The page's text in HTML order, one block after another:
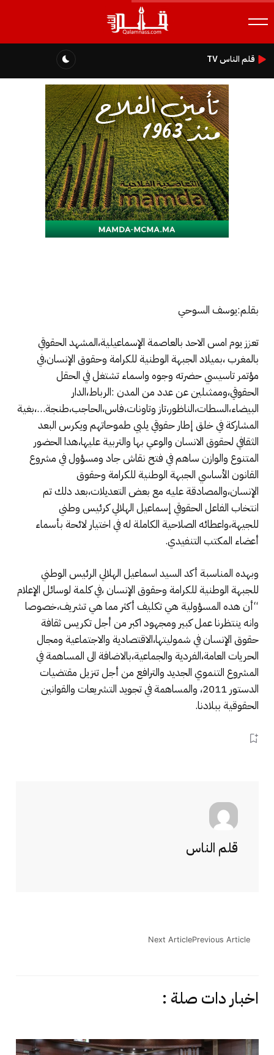
قلم الناس TV
بقلم:يوسف السوحي
تعزز يوم امس الاحد بالعاصمة الإسماعيلية،المشهد الحقوقي
بالمغرب ،بميلاد الجبهة الوطنية للكرامة وحقوق الإنسان،في
مؤتمر تاسيسي حضرته وجوه واسماء تشتغل في الحقل
الحقوقي،وممثىلين عن عدد من المدن :الرباط،الدار
البيضاء،السطات،الناظور،تاز وتاونات،فاس،الحاجب،طنجة…،بغية
المشاركة في خلق إطار حقوقي يلبي طموحاتهم ويكرس البعد
الثقافي لحقوق الانسان والوعي بها والتربية عليها،هدا الحضور
المتنوع والوازن ساهم في فتح نقاش جاد ومسؤول في مشروع
القانون الأساسي الجبهة الوطنية للكرامة وحقوق
الإنسان،والمصادقة عليه مع بعض التعديلات،بعد دلك تم
انتخاب الفاعل الحقوقي إسماعيل الهلالي كرئيس وطني
للجيهة،واعطائه الصلاحية الكاملة له في اختيار لائحة بأسماء
أعضاء المكتب التنفيدي.
وبهده المناسبة أكد السيد اسماعيل الهلالي الرئيس الوطني
للجبهة الوطنية للكرامة وحقوق الإنسان ،في كلمة لوسائل الإعلام
“أن هده المسؤولية هي تكليف أكثر مما هي تشريف،خصوصا
وانه ينتظرنا عمل كبير ومجهود اكبر من أجل تكريس ثقافة
حقوق الإنسان في شموليتها،الاقتصادية والاجتماعية ومجال
الحريات العامة،الفردية والجماعية،بالاضافة الى المساهمة في
المشروع التنموي الجديد والترافع من أجل تنزيل مقتضيات
الدستور 2011، والمساهمة في تجويد التشريعات والقوانين
الحقوقية ببلادنا.
قلم الناس
Previous Article
Next Article
اخبار دات صلة :